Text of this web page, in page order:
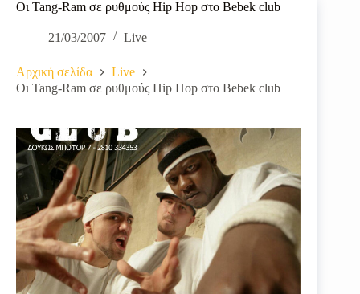
Οι Tang-Ram σε ρυθμούς Hip Hop στο Bebek club
21/03/2007 Live
Αρχική σελίδα
Live
Οι Tang-Ram σε ρυθμούς Hip Hop στο Bebek club